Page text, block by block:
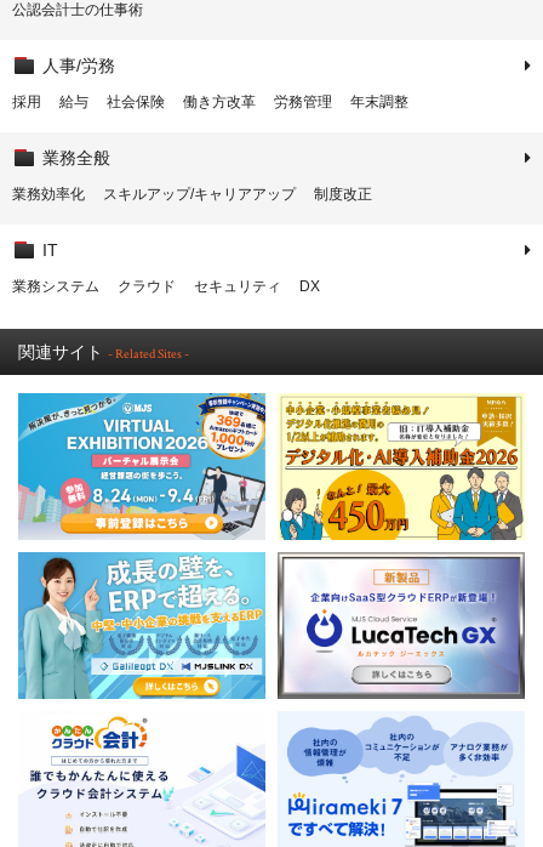
公認会計士の仕事術
人事/労務
採用 給与 社会保険 働き方改革 労務管理 年末調整
業務全般
業務効率化 スキルアップ/キャリアアップ 制度改正
IT
業務システム クラウド セキュリティ DX
関連サイト - Related Sites -